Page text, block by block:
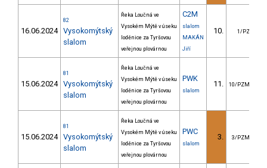
16.06.2024
82
Vysokomýtský
slalom
Řeka Loučná ve
Vysokém Mýtě v úseku
loděnice za Tyršovou
veřejnou plovárnou
C2M
slalom
MAKÁN
Jiří
10. 1/PZ
15.06.2024
81
Vysokomýtský
slalom
Řeka Loučná ve
Vysokém Mýtě v úseku
loděnice za Tyršovou
veřejnou plovárnou
PWK
slalom
11. 10/PZM
15.06.2024
81
Vysokomýtský
slalom
Řeka Loučná ve
Vysokém Mýtě v úseku
loděnice za Tyršovou
veřejnou plovárnou
PWC
slalom
3. 3/PZM